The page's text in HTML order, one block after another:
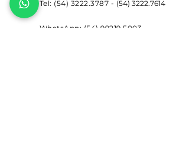
Tel: (54) 3222.3787 - (54) 3222.7614
WhatsApp: (54) 99219.5003